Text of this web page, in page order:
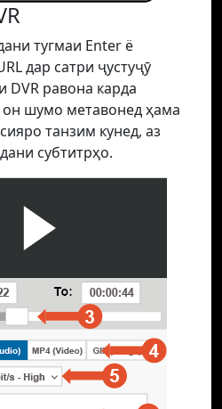
тугмаи Enter ё
дар сатри ҷустуҷӯ
равона карда
шумо метавонед ҳама
танзим кунед, аз
субтитрҳо.